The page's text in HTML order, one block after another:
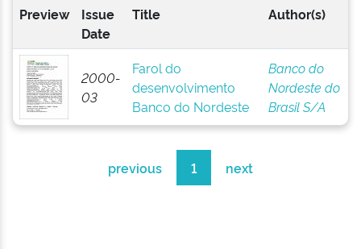
Preview
Issue
Date
Title Author(s)
2000-
03
Farol do
desenvolvimento
Banco do Nordeste
Banco do
Nordeste do
Brasil S/A
previous 1 next